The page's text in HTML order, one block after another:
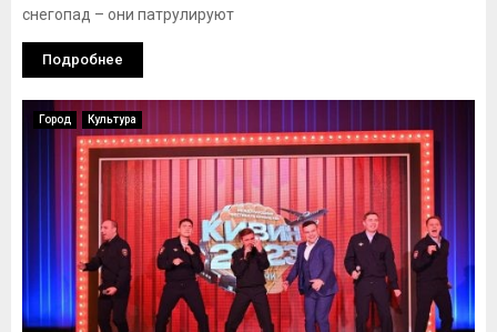
снегопад – они патрулируют
Подробнее
Город Культура